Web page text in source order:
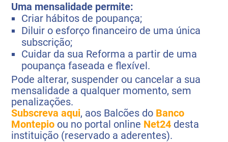
Uma mensalidade permite:
Criar hábitos de poupança;
Diluir o esforço financeiro de uma única
subscrição;
Cuidar da sua Reforma a partir de uma
poupança faseada e flexível.
Pode alterar, suspender ou cancelar a sua
mensalidade a qualquer momento, sem
penalizações.
Subscreva aqui, aos Balcões do Banco
Montepio ou no portal online Net24 desta
instituição (reservado a aderentes).